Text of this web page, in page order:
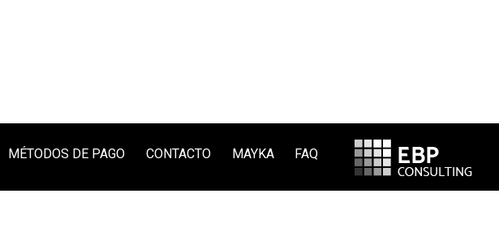
MÉTODOS DE PAGO CONTACTO MAYKA FAQ